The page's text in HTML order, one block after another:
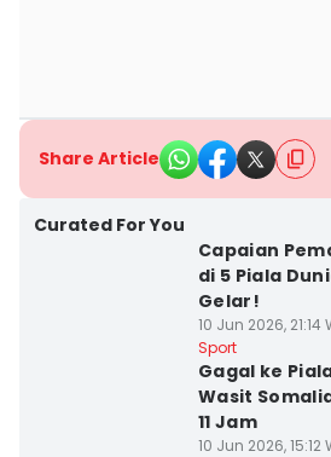
Share Article
Curated For You
Capaian
di 5 Piala
Gelar!
10 Jun 2026, 21:14
Sport
Gagal ke
Wasit
11 Jam
10 Jun 2026, 15:12